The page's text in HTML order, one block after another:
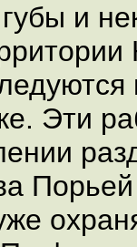
и
Эти